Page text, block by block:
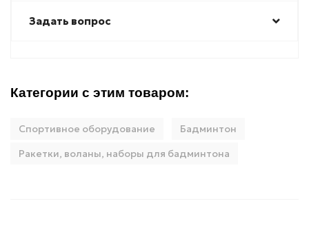
Задать вопрос
Категории с этим товаром:
Спортивное оборудование
Бадминтон
Ракетки, воланы, наборы для бадминтона